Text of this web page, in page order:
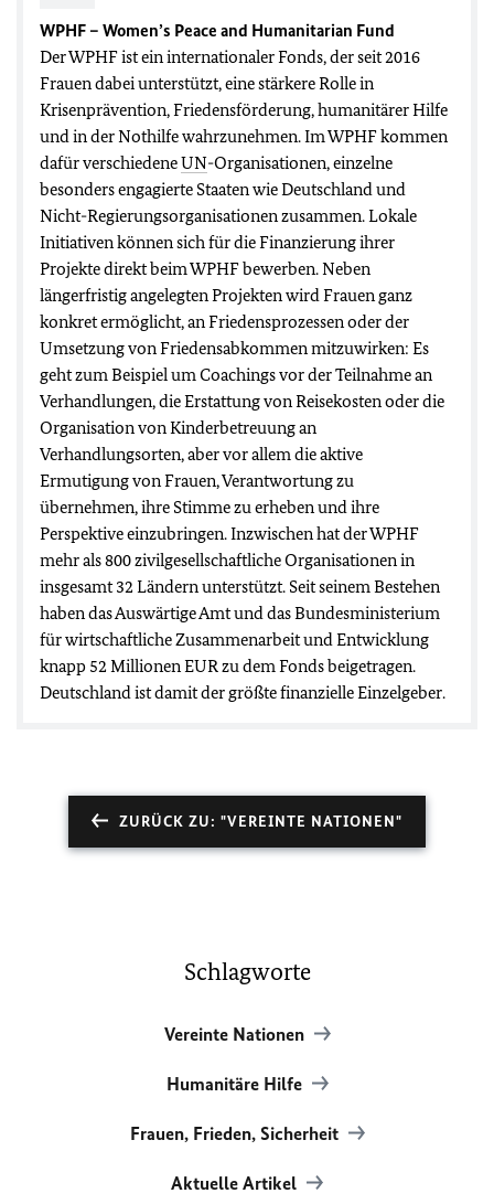
WPHF – Women’s Peace and Humanitarian Fund
Der WPHF ist ein internationaler Fonds, der seit 2016
Frauen dabei unterstützt, eine stärkere Rolle in
Krisenprävention, Friedensförderung, humanitärer Hilfe
und in der Nothilfe wahrzunehmen. Im WPHF kommen
dafür verschiedeneUN-Organisationen, einzelne
besonders engagierte Staaten wie Deutschland und
Nicht-Regierungsorganisationen zusammen. Lokale
Initiativen können sich für die Finanzierung ihrer
Projekte direkt beim WPHF bewerben. Neben
längerfristig angelegten Projekten wird Frauen ganz
konkret ermöglicht, an Friedensprozessen oder der
Umsetzung von Friedensabkommen mitzuwirken: Es
geht zum Beispiel um Coachings vor der Teilnahme an
Verhandlungen, die Erstattung von Reisekosten oder die
Organisation von Kinderbetreuung an
Verhandlungsorten, aber vor allem die aktive
Ermutigung von Frauen, Verantwortung zu
übernehmen, ihre Stimme zu erheben und ihre
Perspektive einzubringen. Inzwischen hat der WPHF
mehr als 800 zivilgesellschaftliche Organisationen in
insgesamt 32 Ländern unterstützt. Seit seinem Bestehen
haben das Auswärtige Amt und das Bundesministerium
für wirtschaftliche Zusammenarbeit und Entwicklung
knapp 52 Millionen EUR zu dem Fonds beigetragen.
Deutschland ist damit der größte finanzielle Einzelgeber.
ZURÜCK ZU: "VEREINTE NATIONEN"
Schlagworte
Vereinte Nationen
Humanitäre Hilfe
Frauen, Frieden, Sicherheit
Aktuelle Artikel